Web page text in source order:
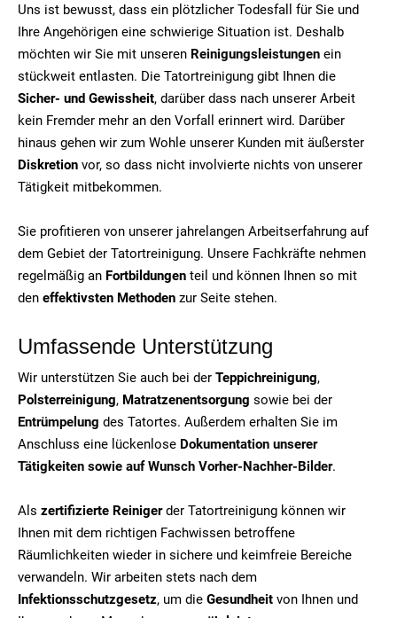
Uns ist bewusst, dass ein plötzlicher Todesfall für Sie und
Ihre Angehörigen eine schwierige Situation ist. Deshalb
möchten wir Sie mit unseren Reinigungsleistungen ein
stückweit entlasten. Die Tatortreinigung gibt Ihnen die
Sicher- und Gewissheit, darüber dass nach unserer Arbeit
kein Fremder mehr an den Vorfall erinnert wird. Darüber
hinaus gehen wir zum Wohle unserer Kunden mit äußerster
Diskretion vor, so dass nicht involvierte nichts von unserer
Tätigkeit mitbekommen.
Sie profitieren von unserer jahrelangen Arbeitserfahrung auf
dem Gebiet der Tatortreinigung. Unsere Fachkräfte nehmen
regelmäßig an Fortbildungen teil und können Ihnen so mit
den effektivsten Methoden zur Seite stehen.
Umfassende Unterstützung
Wir unterstützen Sie auch bei der Teppichreinigung,
Polsterreinigung, Matratzenentsorgung sowie bei der
Entrümpelung des Tatortes. Außerdem erhalten Sie im
Anschluss eine lückenlose Dokumentation unserer
Tätigkeiten sowie auf Wunsch Vorher-Nachher-Bilder.
Als zertifizierte Reinigerder Tatortreinigung können wir
Ihnen mit dem richtigen Fachwissen betroffene
Räumlichkeiten wieder in sichere und keimfreie Bereiche
verwandeln. Wir arbeiten stets nach dem
Infektionsschutzgesetz, um die Gesundheit von Ihnen und